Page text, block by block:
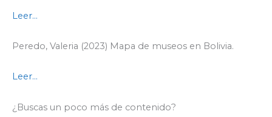
Leer…
Peredo, Valeria (2023) Mapa de museos en Bolivia.
Leer…
¿Buscas un poco más de contenido?